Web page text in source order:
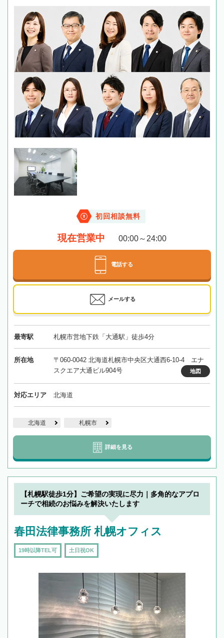
初回相談無料
現在営業中 00:00～24:00
電話する
メールする
最寄駅 札幌市営地下鉄「大通駅」徒歩4分
所在地
〒060-0042 北海道札幌市中央区大通西6-10-4 エナ
スクエア大通ビル904号
地図
対応エリア 北海道
北海道 札幌市
詳細を見る
【札幌駅徒歩1分】ご希望の実現に尽力｜多角的なアプロ
ーチで相続のお悩みを解決いたします
春田法律事務所 札幌オフィス
19時以降TEL可 土日祝OK